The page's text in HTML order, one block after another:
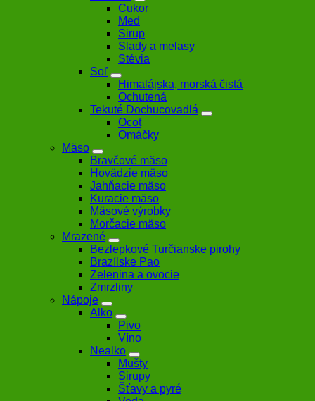
Cukor
Med
Sirup
Slady a melasy
Stévia
Soľ
Himalájska, morská čistá
Ochutená
Tekuté Dochucovadlá
Ocot
Omáčky
Mäso
Bravčové mäso
Hovädzie mäso
Jahňacie mäso
Kuracie mäso
Mäsové výrobky
Morčacie mäso
Mrazené
Bezlepkové Turčianske pirohy
Brazílske Pao
Zelenina a ovocie
Zmrzliny
Nápoje
Alko
Pivo
Víno
Nealko
Mušty
Sirupy
Šťavy a pyré